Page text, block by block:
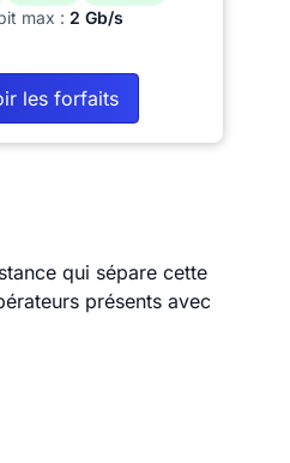
max : 2 Gb/s
les forfaits
qui sépare cette
présents avec